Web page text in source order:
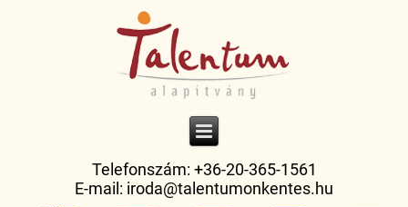
Telefonszám: +36-20-365-1561
E-mail: iroda@talentumonkentes.hu